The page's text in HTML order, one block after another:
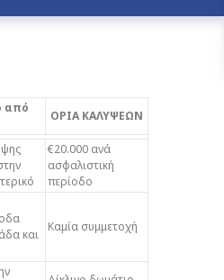
από
ΟΡΙΑ ΚΑΛΥΨΕΩΝ
€20.000 ανά
ασφαλιστική
περίοδο
και
Καμία συμμετοχή